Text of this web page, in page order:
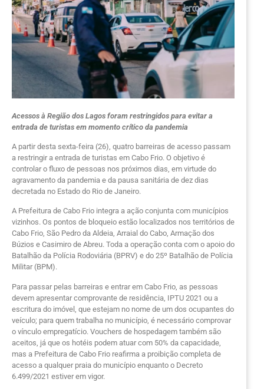
Acessos à Região dos Lagos foram restringidos para evitar a
entrada de turistas em momento crítico da pandemia
A partir desta sexta-feira (26), quatro barreiras de acesso passam
a restringir a entrada de turistas em Cabo Frio. O objetivo é
controlar o fluxo de pessoas nos próximos dias, em virtude do
agravamento da pandemia e da pausa sanitária de dez dias
decretada no Estado do Rio de Janeiro.
A Prefeitura de Cabo Frio integra a ação conjunta com municípios
vizinhos. Os pontos de bloqueio estão localizados nos territórios de
Cabo Frio, São Pedro da Aldeia, Arraial do Cabo, Armação dos
Búzios e Casimiro de Abreu. Toda a operação conta com o apoio do
Batalhão da Polícia Rodoviária (BPRV) e do 25º Batalhão de Polícia
Militar (BPM).
Para passar pelas barreiras e entrar em Cabo Frio, as pessoas
devem apresentar comprovante de residência, IPTU 2021 ou a
escritura do imóvel, que estejam no nome de um dos ocupantes do
veículo; para quem trabalha no município, é necessário comprovar
o vínculo empregatício. Vouchers de hospedagem também são
aceitos, já que os hotéis podem atuar com 50% da capacidade,
mas a Prefeitura de Cabo Frio reafirma a proibição completa de
acesso a qualquer praia do município enquanto o Decreto
6.499/2021 estiver em vigor.